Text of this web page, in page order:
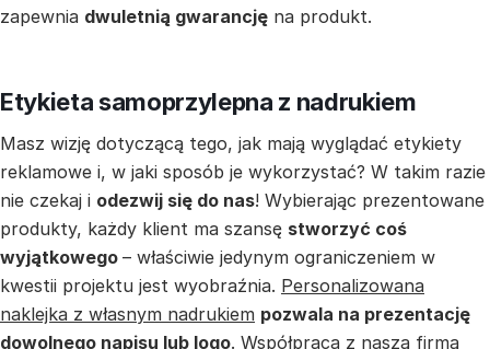
zapewnia dwuletnią gwarancję na produkt.
Etykieta samoprzylepna z nadrukiem
Masz wizję dotyczącą tego, jak mają wyglądać etykiety
reklamowe i, w jaki sposób je wykorzystać? W takim razie
nie czekaj i odezwij się do nas! Wybierając prezentowane
produkty, każdy klient ma szansę stworzyć coś
wyjątkowego – właściwie jedynym ograniczeniem w
kwestii projektu jest wyobraźnia. Personalizowana
naklejka z własnym nadrukiem pozwala na prezentację
dowolnego napisu lub logo. Współpraca z naszą firmą